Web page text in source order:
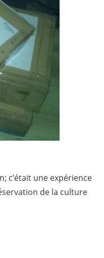
c’était une expérience
de la culture